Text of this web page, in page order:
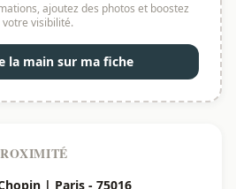
ajoutez des photos et boostez
votre visibilité.
la main sur ma fiche
| Paris - 75016